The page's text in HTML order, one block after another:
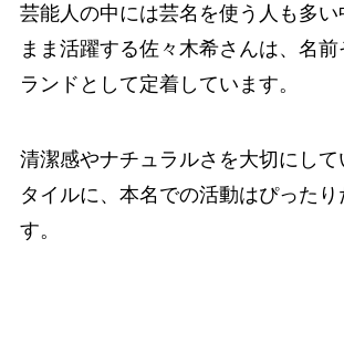
芸能人の中には芸名を使う人も多
まま活躍する佐々木希さんは、名
ランドとして定着しています。
清潔感やナチュラルさを大切にして
タイルに、本名での活動はぴったり
す。